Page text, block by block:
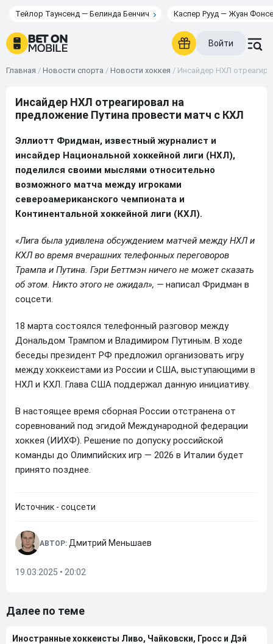
Тейлор Таунсенд — Белинда Бенчич Каспер Рууд — Жуан
Войти
Главная / Новости спорта / Новости хоккея / Инсайдер НХЛ
Инсайдер НХЛ отреагировал на
предложение Путина провести матч с КХЛ
Эллиотт Фридман, известный журналист и
инсайдер Национальной хоккейной лиги (НХЛ),
поделился своими мыслями относительно
возможного матча между игроками
североамериканского чемпионата и
Континентальной хоккейной лиги (КХЛ).
«Лига была удивлена ​​обсуждением матчей между НХЛ и
КХЛ во время вчерашних телефонных переговоров
Трампа и Путина. Гэри Беттмэн ничего не может сказать
об этом. Никто этого не ожидал», — написал Фридман в
соцсети.
18 марта состоялся телефонный разговор между
Дональдом Трампом и Владимиром Путиным. В ходе
беседы президент РФ предложил организовать игру
между хоккеистами из России и США, выступающими в
НХЛ и КХЛ. Глава США поддержал данную инициативу.
В настоящее время сборная России отстранена от
соревнований под эгидой Международной федерации
хоккея (ИИХФ). Решение по допуску российской
команды до Олимпийских игр — 2026 в Италии будет
принято позднее.
Источник - соцсети
АВТОР: Дмитрий Меньшаев
19.03.2025 • 20:02
Далее по теме
Иностранные хоккеисты Ливо, Чайковски, Гросс и Дэй